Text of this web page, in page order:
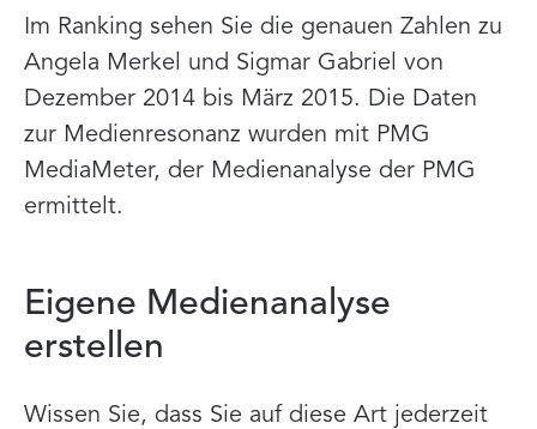
Im Ranking sehen Sie die genauen Zahlen zu
Angela Merkel und Sigmar Gabriel von
Dezember 2014 bis März 2015. Die Daten
zur Medienresonanz wurden mit PMG
MediaMeter, der Medienanalyse der PMG
ermittelt.
Eigene Medienanalyse
erstellen
Wissen Sie, dass Sie auf diese Art jederzeit